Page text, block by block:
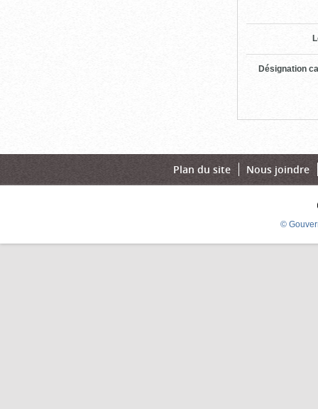
Désignation
Plan du site Nous joindre
©